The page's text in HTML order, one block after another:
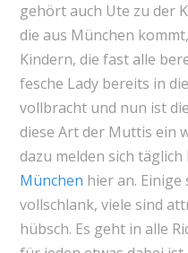
gehört auch Ute zu der
die aus München
Kindern, die fast alle
fesche Lady bereits in
vollbracht und nun ist
diese Art der Muttis ein
dazu melden sich
München hier an. Einige
vollschlank, viele sind
hübsch. Es geht in alle